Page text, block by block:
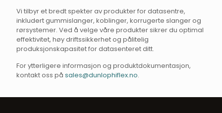
Vi tilbyr et bredt spekter av produkter for datasentre,
inkludert gummislanger, koblinger, korrugerte slanger og
rørsystemer. Ved å velge våre produkter sikrer du optimal
effektivitet, høy driftssikkerhet og pålitelig
produksjonskapasitet for datasenteret ditt.
For ytterligere informasjon og produktdokumentasjon,
kontakt oss på sales@dunlophiflex.no.